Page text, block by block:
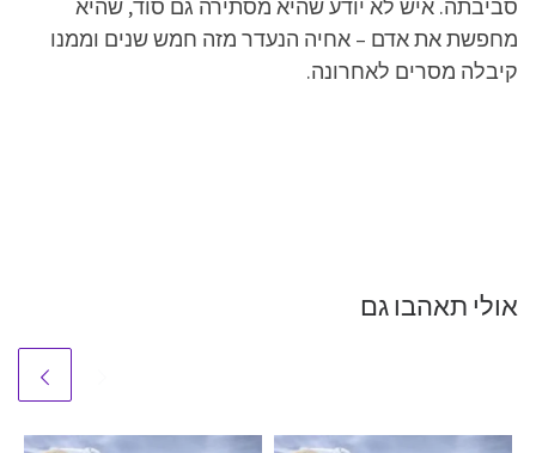
סביבתה. איש לא יודע שהיא מסתירה גם סוד, שהיא
מחפשת את אדם – אחיה הנעדר מזה חמש שנים וממנו
קיבלה מסרים לאחרונה.
אולי תאהבו גם